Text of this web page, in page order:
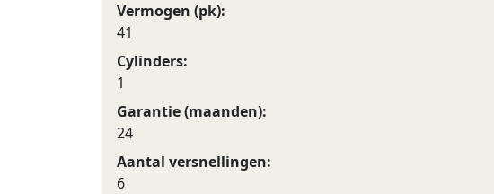
Vermogen (pk):
41
Cylinders:
1
Garantie (maanden):
24
Aantal versnellingen:
6